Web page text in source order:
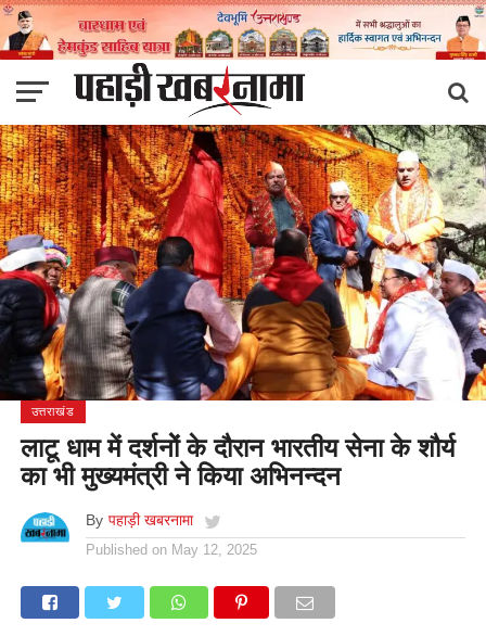
उत्तराखंड
लाटू धाम में दर्शनोें के दौरान भारतीय सेना के शौर्य
का भी मुख्यमंत्री ने किया अभिनन्दन
By पहाड़ी खबरनामा
Published on May 12, 2025